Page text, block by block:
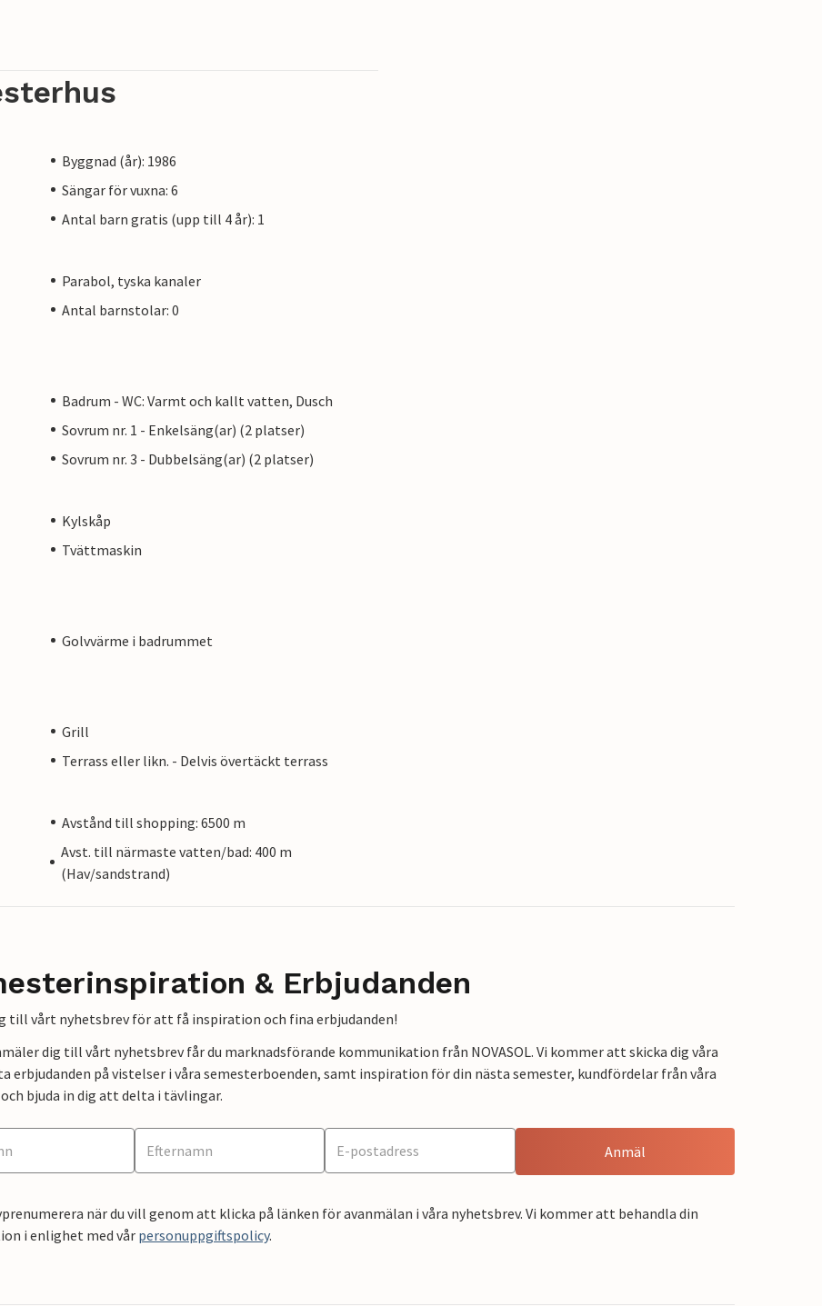
Byggnad (år): 1986
Sängar för vuxna: 6
Antal barn gratis (upp till 4 år): 1
Parabol, tyska kanaler
Antal barnstolar: 0
Badrum - WC: Varmt och kallt vatten, Dusch
Sovrum nr. 1 - Enkelsäng(ar) (2 platser)
Sovrum nr. 3 - Dubbelsäng(ar) (2 platser)
Kylskåp
Tvättmaskin
Golvvärme i badrummet
Grill
Terrass eller likn. - Delvis övertäckt terrass
Avstånd till shopping: 6500 m
Avst. till närmaste vatten/bad: 400 m
(Hav/sandstrand)
& Erbjudanden
till vårt nyhetsbrev för att få inspiration och fina erbjudanden!
dig till vårt nyhetsbrev får du marknadsförande kommunikation från NOVASOL. Vi kommer att skicka dig våra
erbjudanden på vistelser i våra semesterboenden, samt inspiration för din nästa semester, kundfördelar från våra
bjuda in dig att delta i tävlingar.
Anmäl
när du vill genom att klicka på länken för avanmälan i våra nyhetsbrev. Vi kommer att behandla din
i enlighet med vårpersonuppgiftspolicy.